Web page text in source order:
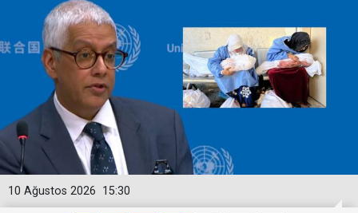
15:30
10 Ağustos 2026